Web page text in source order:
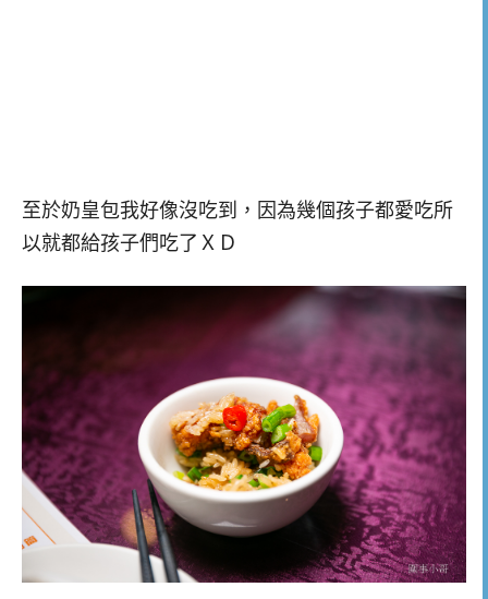
至於奶皇包我好像沒吃到，因為幾個孩子都愛吃所
以就都給孩子們吃了ＸＤ